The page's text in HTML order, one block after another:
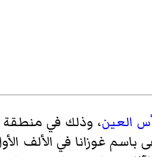
العين، وذلك في منطقة
غوزانا في الألف